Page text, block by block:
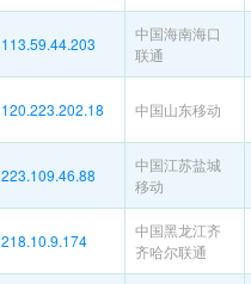
113.59.44.203
中国海南海口
联通
120.223.202.18 中国山东移动
223.109.46.88
中国江苏盐城
移动
218.10.9.174
中国黑龙江齐
齐哈尔联通